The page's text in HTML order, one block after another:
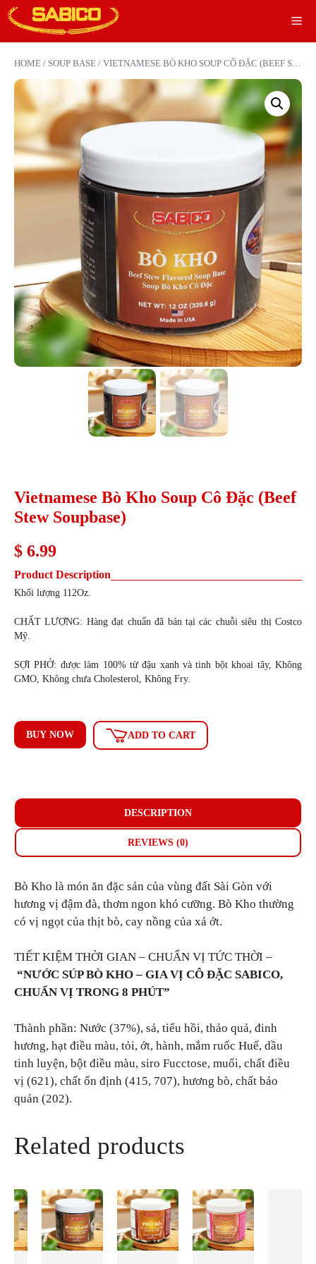
Skip
content
HOME / SOUP BASE / VIETNAMESE BÒ KHO SOUP CÔ ĐẶC (BEEF STEW SOUPBASE)
Vietnamese Bò Kho Soup Cô Đặc (Beef
Stew Soupbase)
$ 6.99
Product Description
Khối lượng 112Oz.
CHẤT LƯỢNG: Hàng đạt chuẩn đã bán tại các chuỗi siêu thị Costco
Mỹ.
SỢI PHỞ: được làm 100% từ đậu xanh và tinh bột khoai tây, Không
GMO, Không chưa Cholesterol, Không Fry.
BUY NOW ADD TO CART
DESCRIPTION
REVIEWS (0)
Bò Kho là món ăn đặc sản của vùng đất Sài Gòn với
hương vị đậm đà, thơm ngon khó cưỡng. Bò Kho thường
có vị ngọt của thịt bò, cay nồng của xả ớt.
TIẾT KIỆM THỜI GIAN – CHUẨN VỊ TỨC THỜI –
“NƯỚC SÚP BÒ KHO – GIA VỊ CÔ ĐẶC SABICO,
CHUẨN VỊ TRONG 8 PHÚT”
Thành phần: Nước (37%), sả, tiểu hồi, thảo quả, đinh
hương, hạt điều màu, tỏi, ớt, hành, mắm ruốc Huế, dầu
tinh luyện, bột điều màu, siro Fucctose, muối, chất điều
vị (621), chất ổn định (415, 707), hương bò, chất bảo
quản (202).
Related products